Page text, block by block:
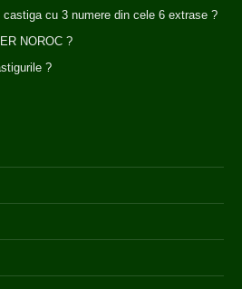
castiga cu 3 numere din cele 6 extrase ?
NOROC ?
?